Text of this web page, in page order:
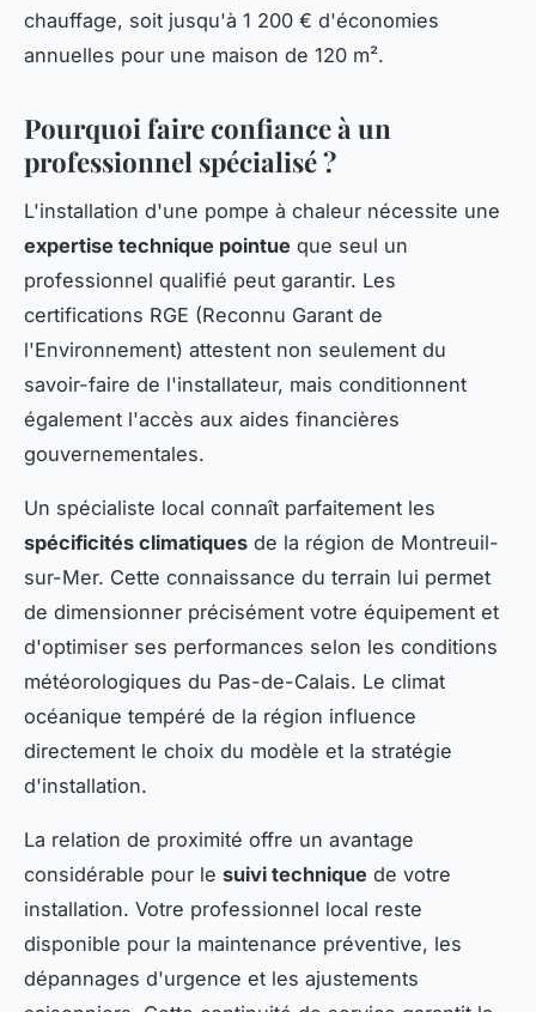
chauffage, soit jusqu'à 1 200 € d'économies
annuelles pour une maison de 120 m².
Pourquoi faire confiance à un
professionnel spécialisé ?
L'installation d'une pompe à chaleur nécessite une
expertise technique pointue que seul un
professionnel qualifié peut garantir. Les
certifications RGE (Reconnu Garant de
l'Environnement) attestent non seulement du
savoir-faire de l'installateur, mais conditionnent
également l'accès aux aides financières
gouvernementales.
Un spécialiste local connaît parfaitement les
spécificités climatiques de la région de Montreuil-
sur-Mer. Cette connaissance du terrain lui permet
de dimensionner précisément votre équipement et
d'optimiser ses performances selon les conditions
météorologiques du Pas-de-Calais. Le climat
océanique tempéré de la région influence
directement le choix du modèle et la stratégie
d'installation.
La relation de proximité offre un avantage
considérable pour le suivi technique de votre
installation. Votre professionnel local reste
disponible pour la maintenance préventive, les
dépannages d'urgence et les ajustements